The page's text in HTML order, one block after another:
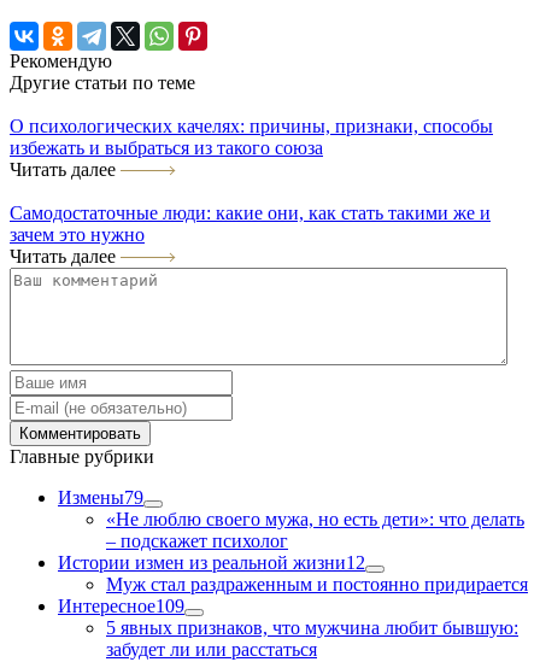
Рекомендую
Другие статьи по теме
О психологических качелях: причины, признаки, способы
избежать и выбраться из такого союза
Читать далее
Самодостаточные люди: какие они, как стать такими же и
зачем это нужно
Читать далее
Главные рубрики
Измены79
«Не люблю своего мужа, но есть дети»: что делать
– подскажет психолог
Истории измен из реальной жизни12
Муж стал раздраженным и постоянно придирается
Интересное109
5 явных признаков, что мужчина любит бывшую:
забудет ли или расстаться